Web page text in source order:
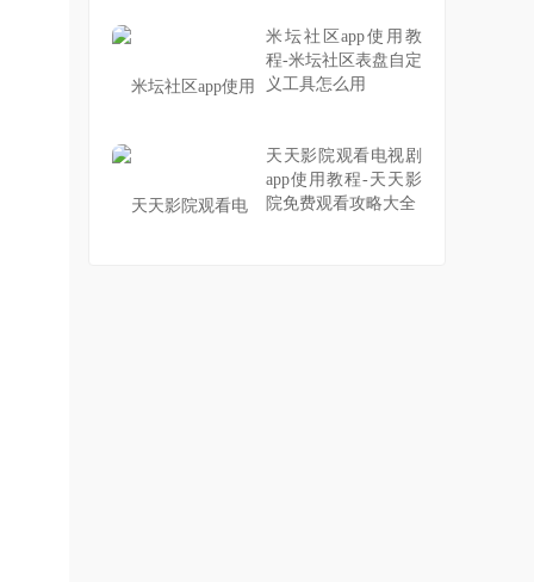
米坛社区app使用教
程-米坛社区表盘自定
义工具怎么用
天天影院观看电视剧
app使用教程-天天影
院免费观看攻略大全